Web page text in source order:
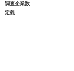
調査企業数
定義